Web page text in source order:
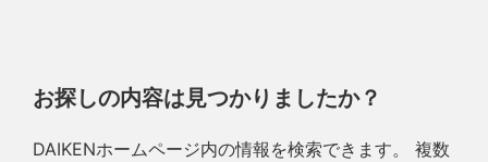
お探しの内容は見つかりましたか？
DAIKENホームページ内の情報を検索できます。 複数